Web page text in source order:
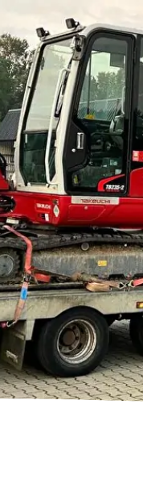
Hoofdadres/
9628 TT
+31 (0)596 -